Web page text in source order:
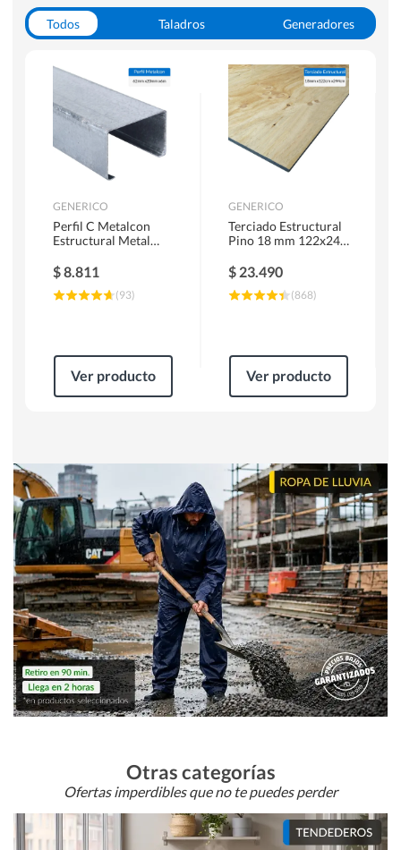
Todos Taladros
Generadores
Herramientas Manuales
Sierras Circulares
GENERICO
Perfil C Metalcon
Estructural Metal
$8.811
(93)
Ver producto
GENERICO
Terciado Estructural
Pino 18 mm 122x244
$ 23.490
(868)
Ver producto
Otras categorías
Ofertas imperdibles que no te puedes perder